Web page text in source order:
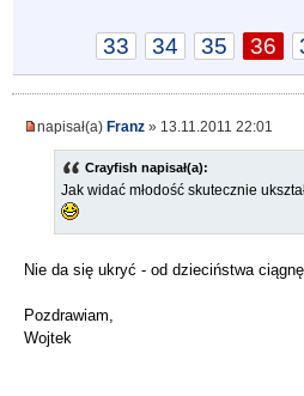
33 34 35 36
napisał(a) Franz » 13.11.2011 22:01
Crayfish napisał(a):
Jak widać młodość skutecznie
Nie da się ukryć - od dzieciństwa
Pozdrawiam,
Wojtek